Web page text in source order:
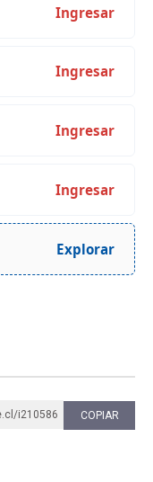
Ingresar
Ingresar
Ingresar
Ingresar
Explorar
i210586 COPIAR